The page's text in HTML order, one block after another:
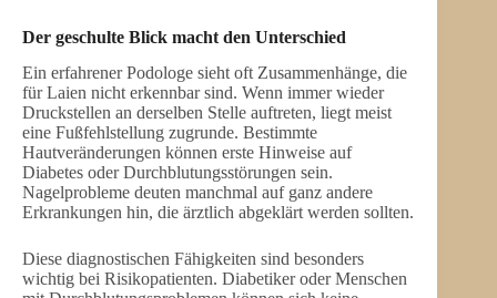
Der geschulte Blick macht den Unterschied
Ein erfahrener Podologe sieht oft Zusammenhänge, die
für Laien nicht erkennbar sind. Wenn immer wieder
Druckstellen an derselben Stelle auftreten, liegt meist
eine Fußfehlstellung zugrunde. Bestimmte
Hautveränderungen können erste Hinweise auf
Diabetes oder Durchblutungsstörungen sein.
Nagelprobleme deuten manchmal auf ganz andere
Erkrankungen hin, die ärztlich abgeklärt werden sollten.
Diese diagnostischen Fähigkeiten sind besonders
wichtig bei Risikopatienten. Diabetiker oder Menschen